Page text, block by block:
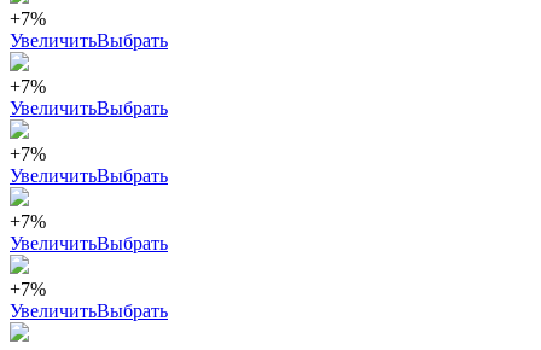
+7%
УвеличитьВыбрать
+7%
УвеличитьВыбрать
+7%
УвеличитьВыбрать
+7%
УвеличитьВыбрать
+7%
УвеличитьВыбрать